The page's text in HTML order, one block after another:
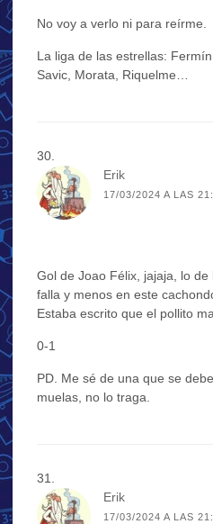
No voy a verlo ni para reírme.
La liga de las estrellas:
Savic, Morata, Riquelme…
Erik
17/03/2024 A LAS
Gol de Joao Félix, jajaja, lo
falla y menos en este
Estaba escrito que el pollito
0-1
PD. Me sé de una que se
muelas, no lo traga.
Erik
17/03/2024 A LAS